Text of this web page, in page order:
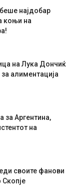
најдобар
коњи на
на Лука Дончиќ
алиментација
за Аргентина,
на
своите фанови